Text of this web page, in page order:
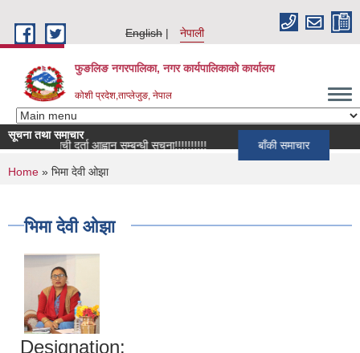
English
नेपाली
फुङलिङ नगरपालिका, नगर कार्यपालिकाको कार्यालय
कोशी प्रदेश,ताप्लेजुङ, नेपाल
सूचना तथा समाचार
सूची दर्ता आह्वान सम्बन्धी सूचना!!!!!!!!!!
बाँकी समाचार
You are here
Home » भिमा देवी ओझा
भिमा देवी ओझा
Designation: